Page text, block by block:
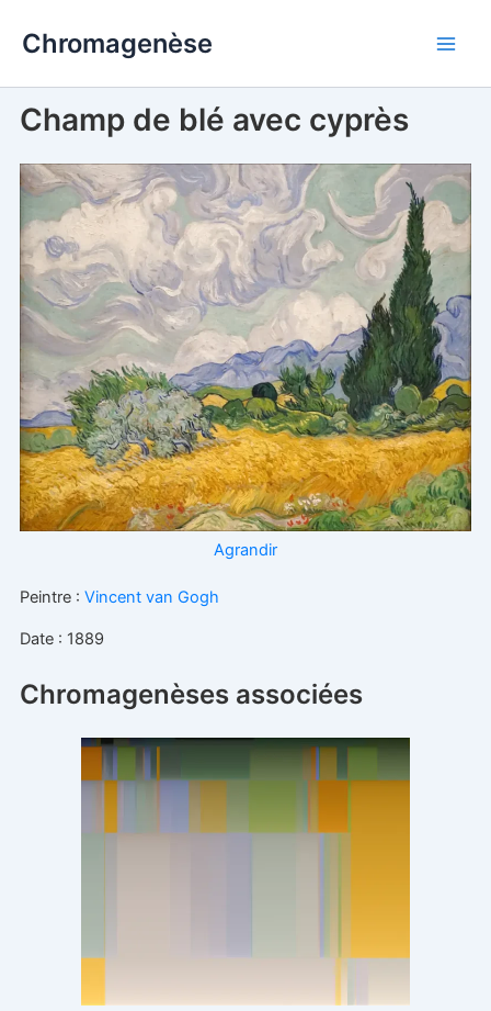
Chromagenèse
Champ de blé avec cyprès
Peintre : Vincent van Gogh
Date : 1889
Chromagenèses associées